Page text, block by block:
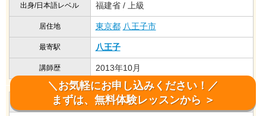
出身/日本語レベル 福建省 / 上級
居住地 東京都 八王子市
最寄駅 八王子
講師歴 2013年10月
中国語を勉強する生徒へアドバイス
＼お気軽にお申し込みください！／
まずは、無料体験レッスンから ＞